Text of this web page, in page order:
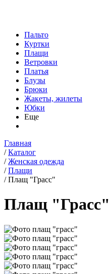
Пальто
Куртки
Плащи
Ветровки
Платья
Блузы
Брюки
Жакеты, жилеты
Юбки
Еще
Главная
/ Каталог
/ Женская одежда
/ Плащи
/ Плащ "Грасс"
Плащ "Грасс"